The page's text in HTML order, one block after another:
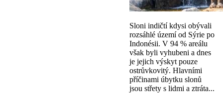
Sloni indičtí kdysi obývali
rozsáhlé území od Sýrie po
Indonésii. V 94 % areálu
však byli vyhubeni a dnes
je jejich výskyt pouze
ostrůvkovitý. Hlavními
příčinami úbytku slonů
jsou střety s lidmi a ztráta...